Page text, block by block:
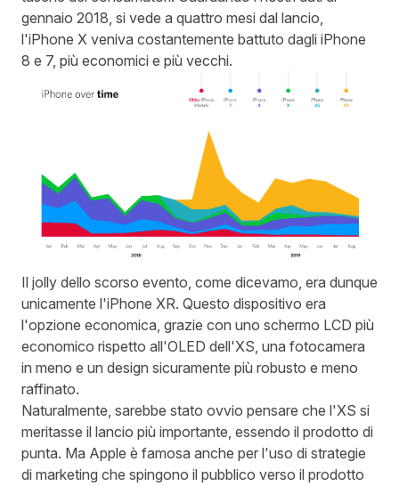
gennaio 2018, si vede a quattro mesi dal lancio,
l'iPhone X veniva costantemente battuto dagli iPhone
8 e 7, più economici e più vecchi.
Il jolly dello scorso evento, come dicevamo, era dunque
unicamente l'iPhone XR. Questo dispositivo era
l'opzione economica, grazie con uno schermo LCD più
economico rispetto all'OLED dell'XS, una fotocamera
in meno e un design sicuramente più robusto e meno
raffinato.
Naturalmente, sarebbe stato ovvio pensare che l'XS si
meritasse il lancio più importante, essendo il prodotto di
punta. Ma Apple è famosa anche per l'uso di strategie
di marketing che spingono il pubblico verso il prodotto